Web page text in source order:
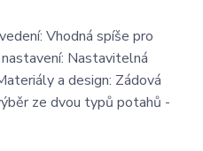
Vhodná spíše pro
Nastavitelná
a design: Zádová
ze dvou typů potahů -